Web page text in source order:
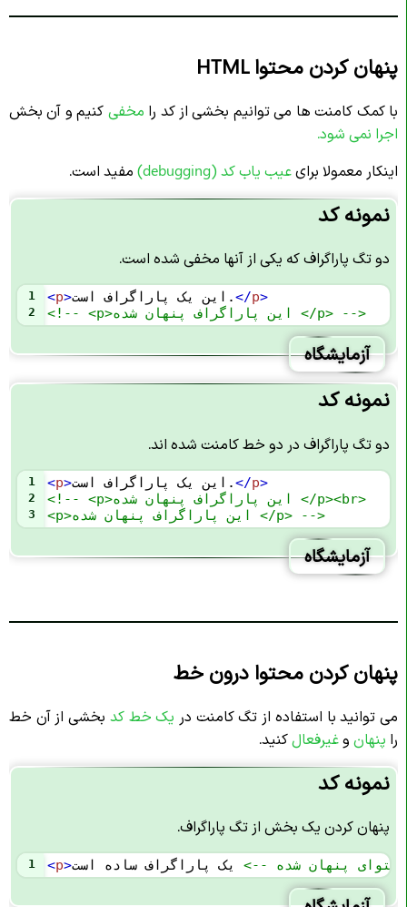
پنهان کردن محتوا HTML
با کمک کامنت ها می توانیم بخشی از کد را مخفی کنیم و آن بخش
اجرا نمی شود.
اینکار معمولا برایعیب یاب کد (debugging) مفید است.
نمونه کد
دو تگ پاراگراف که یکی از آنها مخفی شده است.
1 <p> این یک پاراگراف است.</p>
2 <!-- <p>این پاراگراف پنهان شده </p> -->
آزمایشگاه
نمونه کد
دو تگ پاراگراف در دو خط کامنت شده اند.
1 <p> این یک پاراگراف است.</p>
2 <!-- <p>این پاراگراف پنهان شده </p><br>
3 <p>این پاراگراف پنهان شده </p> -->
آزمایشگاه
پنهان کردن محتوا درون خط
می توانید با استفاده از تگ کامنت در یک خط کد بخشی از آن خط
را پنهان وغیرفعال کنید.
نمونه کد
پنهان کردن یک بخش از تگ پاراگراف.
1 <p> پنهان شده -->